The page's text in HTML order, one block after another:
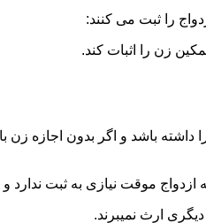
را ثبت می کنند:
زن را اثبات کند.
باشد و اگر بدون اجازه
موقت نیازی به ثبت ندارد و
ارث نمیبرند.